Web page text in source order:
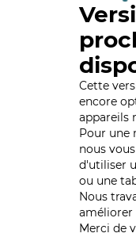
Cette
encore
appareils
Pour une
nous
d'utiliser
ou une
Nous
Merci de